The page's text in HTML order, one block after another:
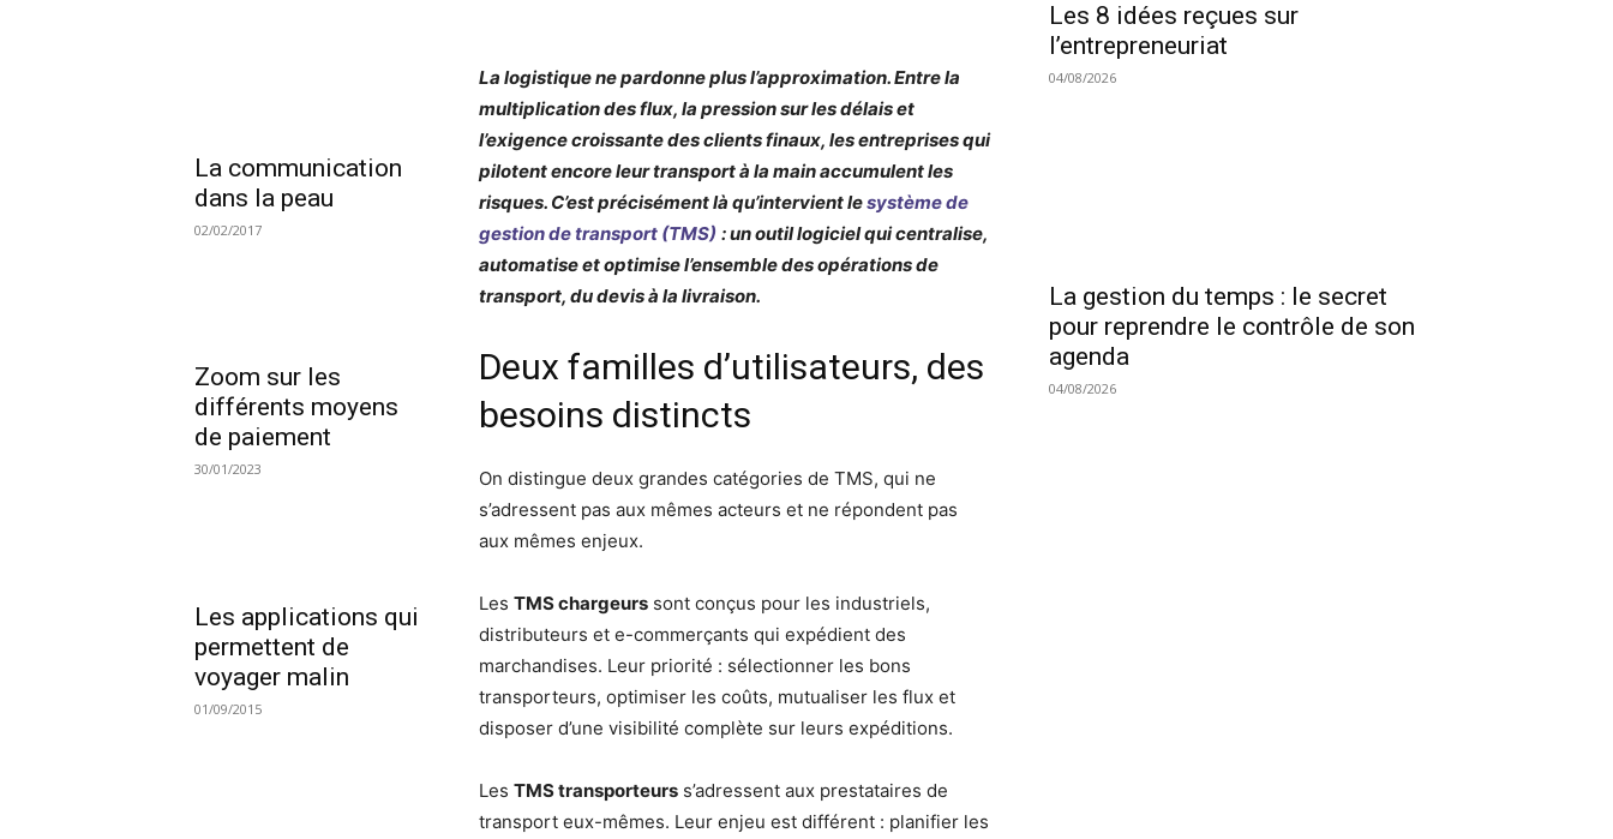
La communication
dans la peau
02/02/2017
Zoom sur les
différents moyens
de paiement
30/01/2023
Les applications qui
permettent de
voyager malin
01/09/2015
La logistique ne pardonne plus l’approximation. Entre la
multiplication des flux, la pression sur les délais et
l’exigence croissante des clients finaux, les entreprises qui
pilotent encore leur transport à la main accumulent les
risques. C’est précisément là qu’intervient lesystème de
gestion de transport (TMS) : un outil logiciel qui centralise,
automatise et optimise l’ensemble des opérations de
transport, du devis à la livraison.
Deux familles d’utilisateurs, des
besoins distincts
On distingue deux grandes catégories de TMS, qui ne
s’adressent pas aux mêmes acteurs et ne répondent pas
aux mêmes enjeux.
LesTMS chargeurs sont conçus pour les industriels,
distributeurs et e-commerçants qui expédient des
marchandises. Leur priorité : sélectionner les bons
transporteurs, optimiser les coûts, mutualiser les flux et
disposer d’une visibilité complète sur leurs expéditions.
LesTMS transporteurs s’adressent aux prestataires de
transport eux-mêmes. Leur enjeu est différent : planifier les
Les 8 idées reçues sur
l’entrepreneuriat
04/08/2026
La gestion du temps : le secret
pour reprendre le contrôle de son
agenda
04/08/2026